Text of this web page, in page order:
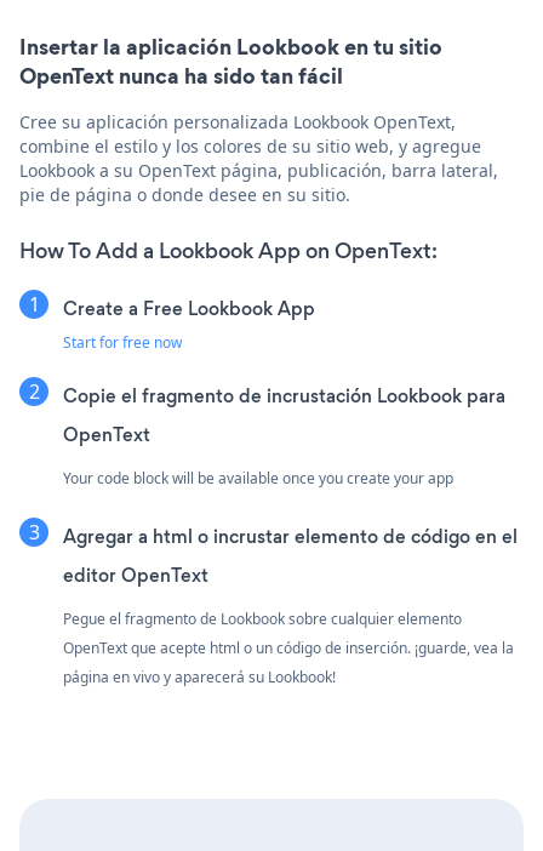
Insertar la aplicación Lookbook en tu sitio
OpenText nunca ha sido tan fácil
Cree su aplicación personalizada Lookbook OpenText,
combine el estilo y los colores de su sitio web, y agregue
Lookbook a su OpenText página, publicación, barra lateral,
pie de página o donde desee en su sitio.
How To Add a Lookbook App on OpenText:
Create a Free Lookbook App
Start for free now
Copie el fragmento de incrustación Lookbook para
OpenText
Your code block will be available once you create your app
Agregar a html o incrustar elemento de código en el
editor OpenText
Pegue el fragmento de Lookbook sobre cualquier elemento
OpenText que acepte html o un código de inserción. ¡guarde, vea la
página en vivo y aparecerá su Lookbook!